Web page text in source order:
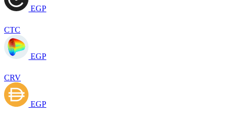
EGP
CTC
EGP
CRV
EGP